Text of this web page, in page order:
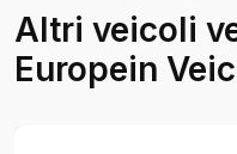
Altri veicoli
Europein